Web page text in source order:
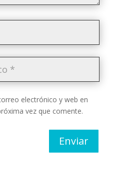
electrónico y web en
vez que comente.
Enviar